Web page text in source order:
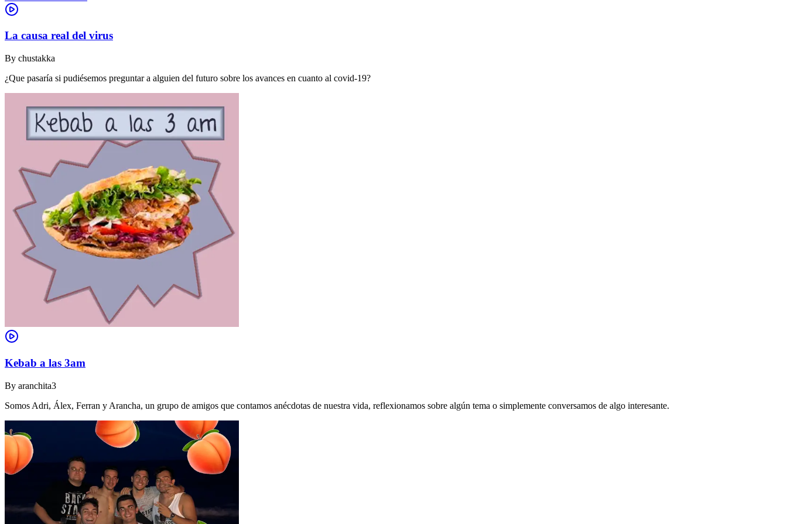
La causa real del virus
By chustakka
¿Que pasaría si pudiésemos preguntar a alguien del futuro sobre los avances en cuanto al covid-19?
Kebab a las 3am
By aranchita3
Somos Adri, Álex, Ferran y Arancha, un grupo de amigos que contamos anécdotas de nuestra vida, reflexionamos sobre algún tema o simplemente conversamos de algo interesante.